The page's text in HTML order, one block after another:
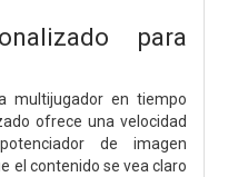
para
multijugador en tiempo
ofrece una velocidad
de imagen
el contenido se vea claro